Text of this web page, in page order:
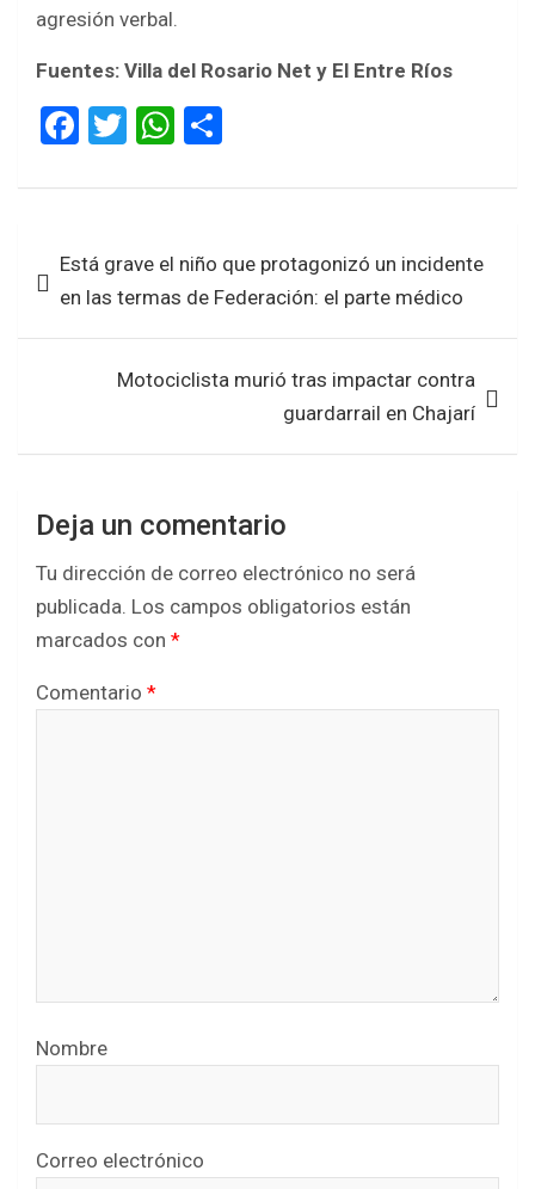
agresión verbal.
Fuentes: Villa del Rosario Net y El Entre Ríos
F
ce
o
o
k
T
tt
W
at
A
p
p
ar
de Está grave el niño que protagonizó un incidente
en las termas de Federación: el parte médico
Motociclista murió tras impactar contra
guardarrail en Chajarí
Deja un comentario
Tu dirección de correo electrónico no será
publicada. Los campos obligatorios están
marcados con *
Comentario *
Nombre
Correo electrónico